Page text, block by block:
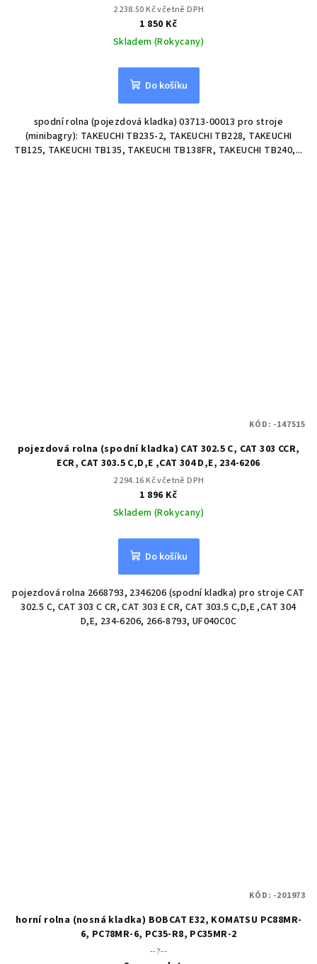
2 238.50 Kč včetně DPH
1 850 Kč
Skladem (Rokycany)
Do košíku
spodní rolna (pojezdová kladka) 03713-00013 pro stroje
(minibagry): TAKEUCHI TB235-2, TAKEUCHI TB228, TAKEUCHI
TB125, TAKEUCHI TB135, TAKEUCHI TB138FR, TAKEUCHI TB240,...
pojezdová rolna (spodní kladka) CAT 302.5 C, CAT 303 CCR,
ECR, CAT 303.5 C,D,E ,CAT 304 D,E, 234-6206
2 294.16 Kč včetně DPH
1 896 Kč
Skladem (Rokycany)
Do košíku
pojezdová rolna 2668793, 2346206 (spodní kladka) pro stroje CAT
302.5 C, CAT 303 C CR, CAT 303 E CR, CAT 303.5 C,D,E ,CAT 304
D,E, 234-6206, 266-8793, UF040C0C
KÓD: -147515
horní rolna (nosná kladka) BOBCAT E32, KOMATSU PC88MR-
6, PC78MR-6, PC35-R8, PC35MR-2
--?--
KÓD: -201973